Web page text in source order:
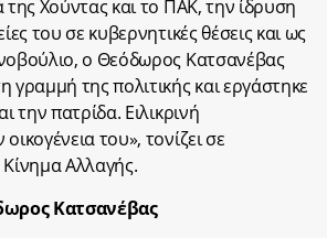
Χούντας και το ΠΑΚ, την ίδρυση
του σε κυβερνητικές θέσεις και ως
ο Θεόδωρος Κατσανέβας
γραμμή της πολιτικής και εργάστηκε
την πατρίδα. Ειλικρινή
του», τονίζει σε
Αλλαγής.
Κατσανέβας